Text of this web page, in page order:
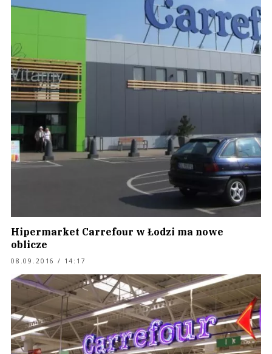
Hipermarket Carrefour w Łodzi ma nowe
oblicze
08.09.2016 / 14:17